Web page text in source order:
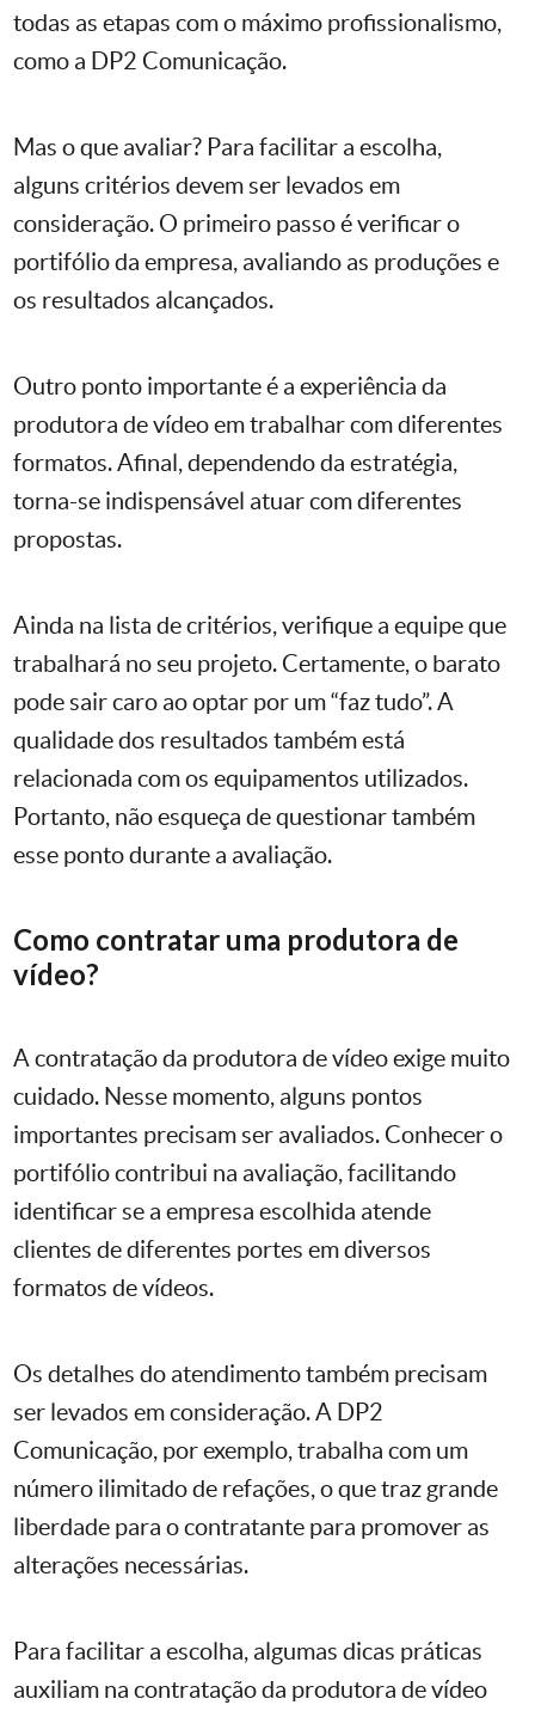
todas as etapas com o máximo profissionalismo,
como a DP2 Comunicação.
Mas o que avaliar? Para facilitar a escolha,
alguns critérios devem ser levados em
consideração. O primeiro passo é verificar o
portifólio da empresa, avaliando as produções e
os resultados alcançados.
Outro ponto importante é a experiência da
produtora de vídeo em trabalhar com diferentes
formatos. Afinal, dependendo da estratégia,
torna-se indispensável atuar com diferentes
propostas.
Ainda na lista de critérios, verifique a equipe que
trabalhará no seu projeto. Certamente, o barato
pode sair caro ao optar por um “faz tudo”. A
qualidade dos resultados também está
relacionada com os equipamentos utilizados.
Portanto, não esqueça de questionar também
esse ponto durante a avaliação.
Como contratar uma produtora de
vídeo?
A contratação da produtora de vídeo exige muito
cuidado. Nesse momento, alguns pontos
importantes precisam ser avaliados. Conhecer o
portifólio contribui na avaliação, facilitando
identificar se a empresa escolhida atende
clientes de diferentes portes em diversos
formatos de vídeos.
Os detalhes do atendimento também precisam
ser levados em consideração. A DP2
Comunicação, por exemplo, trabalha com um
número ilimitado de refações, o que traz grande
liberdade para o contratante para promover as
alterações necessárias.
Para facilitar a escolha, algumas dicas práticas
auxiliam na contratação da produtora de vídeo